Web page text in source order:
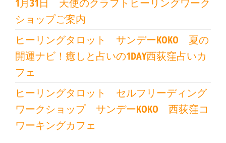
ショップご案内
ヒーリングタロット サンデーKOKO 夏の
開運ナビ！癒しと占いの1DAY西荻窪占いカ
フェ
ヒーリングタロット セルフリーディング
ワークショップ サンデーKOKO 西荻窪コ
ワーキングカフェ